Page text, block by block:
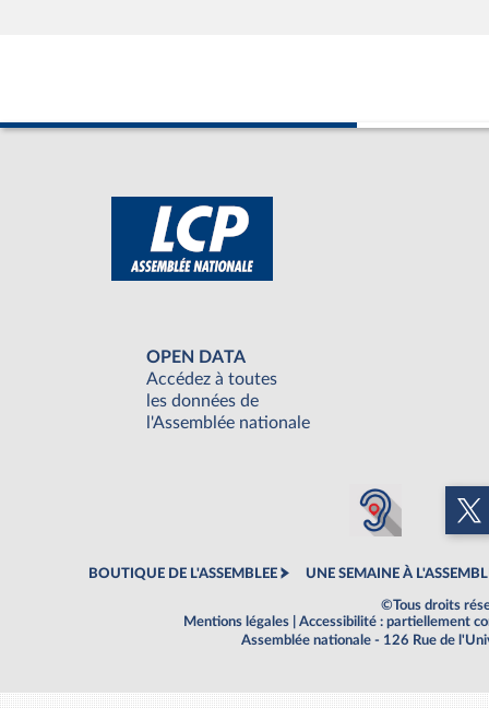
OPEN DATA
Accédez à toutes
les données de
l'Assemblée nationale
BOUTIQUE DE L'ASSEMBLEE UNE SEMAINE À
©Tous droits
Mentions légales
Accessibilité : partiellement
Assemblée nationale - 126 Rue de